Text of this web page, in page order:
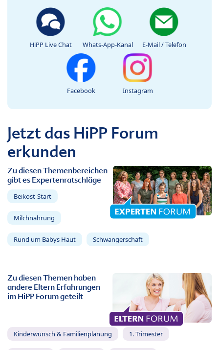
HiPP Live Chat Whats-App-Kanal E-Mail / Telefon
Facebook Instagram
Jetzt das HiPP Forum
erkunden
Zu diesen Themenbereichen
gibt es Expertenratschläge
Beikost-Start
Milchnahrung
Rund um Babys Haut Schwangerschaft
Zu diesen Themen haben
andere Eltern Erfahrungen
im HiPP Forum geteilt
Kinderwunsch & Familienplanung 1. Trimester